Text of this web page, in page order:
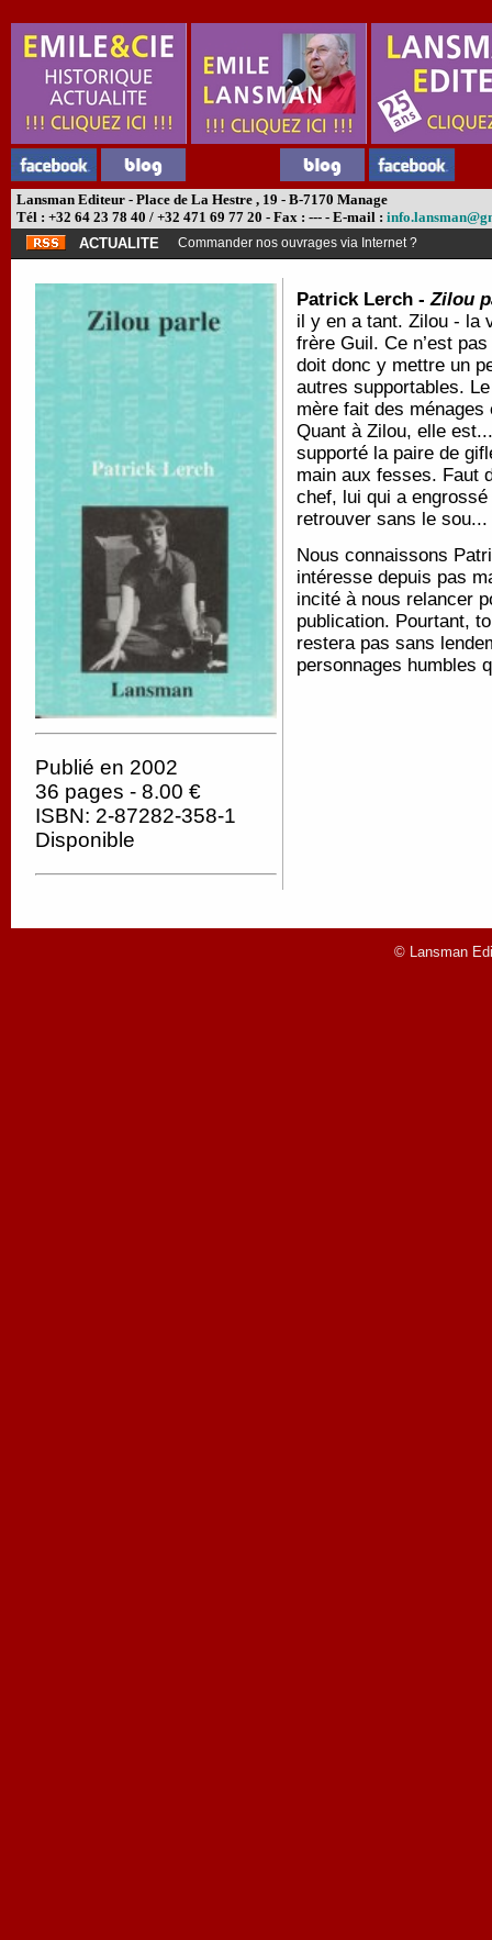
Lansman Editeur - Place de La Hestre , 19 - B-7170 Manage
Tél : +32 64 23 78 40 / +32 471 69 77 20 - Fax : --- - E-mail :
ACTUALITE
Commander nos ouvrages via Internet ?
Publié en 2002
36 pages - 8.00 €
ISBN: 2-87282-358-1
Disponible
Patrick Lerch -Zilou
il y en a tant. Zilou - la
frère Guil. Ce n’est
doit donc y mettre un
autres supportables.
mère fait des
Quant à Zilou, elle
supporté la paire de
main aux fesses. Faut
chef, lui qui a
retrouver sans le sou...
Nous connaissons
intéresse depuis pas
incité à nous relancer
publication. Pourtant,
restera pas sans
personnages humbles
© Lansman